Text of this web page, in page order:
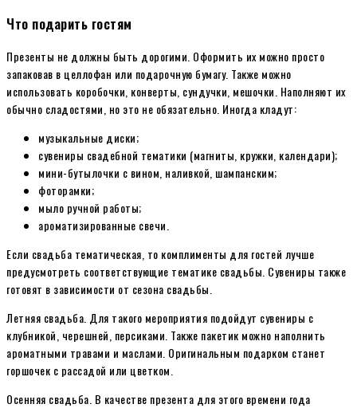
Что подарить гостям
Презенты не должны быть дорогими. Оформить их можно просто
запаковав в целлофан или подарочную бумагу. Также можно
использовать коробочки, конверты, сундучки, мешочки. Наполняют их
обычно сладостями, но это не обязательно. Иногда кладут:
музыкальные диски;
сувениры свадебной тематики (магниты, кружки, календари);
мини-бутылочки с вином, наливкой, шампанским;
фоторамки;
мыло ручной работы;
ароматизированные свечи.
Если свадьба тематическая, то комплименты для гостей лучше
предусмотреть соответствующие тематике свадьбы. Сувениры также
готовят в зависимости от сезона свадьбы.
Летняя свадьба. Для такого мероприятия подойдут сувениры с
клубникой, черешней, персиками. Также пакетик можно наполнить
ароматными травами и маслами. Оригинальным подарком станет
горшочек с рассадой или цветком.
Осенняя свадьба. В качестве презента для этого времени года